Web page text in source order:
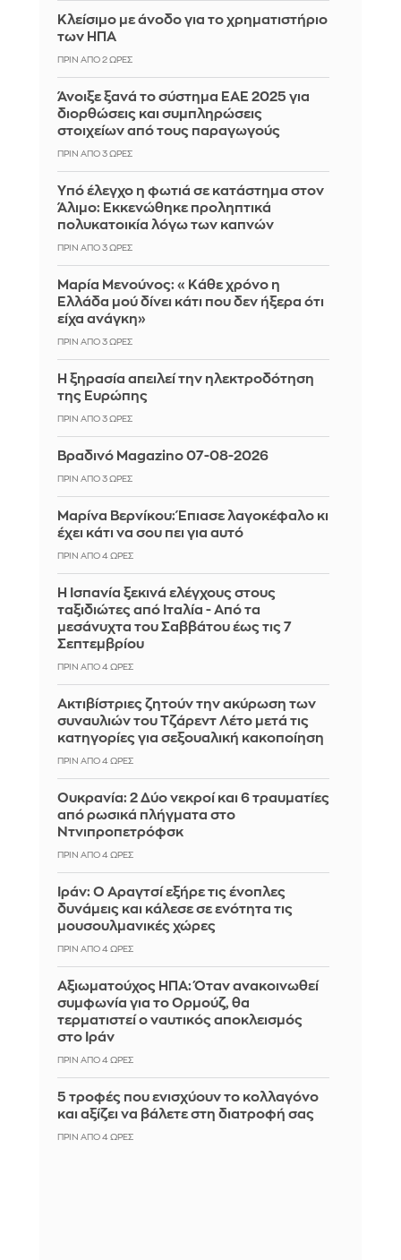
Κλείσιμο με άνοδο για το χρηματιστήριο
των ΗΠΑ
ΠΡΙΝ ΑΠΌ 2 ΏΡΕΣ
Άνοιξε ξανά το σύστημα ΕΑΕ 2025 για
διορθώσεις και συμπληρώσεις
στοιχείων από τους παραγωγούς
ΠΡΙΝ ΑΠΌ 3 ΏΡΕΣ
Yπό έλεγχο η φωτιά σε κατάστημα στον
Άλιμο: Εκκενώθηκε προληπτικά
πολυκατοικία λόγω των καπνών
ΠΡΙΝ ΑΠΌ 3 ΏΡΕΣ
Μαρία Μενούνος: «Κάθε χρόνο η
Ελλάδα μού δίνει κάτι που δεν ήξερα ότι
είχα ανάγκη»
ΠΡΙΝ ΑΠΌ 3 ΏΡΕΣ
Η ξηρασία απειλεί την ηλεκτροδότηση
της Ευρώπης
ΠΡΙΝ ΑΠΌ 3 ΏΡΕΣ
Βραδινό Magazino 07-08-2026
ΠΡΙΝ ΑΠΌ 3 ΏΡΕΣ
Μαρίνα Βερνίκου: Έπιασε λαγοκέφαλο κι
έχει κάτι να σου πει για αυτό
ΠΡΙΝ ΑΠΌ 4 ΏΡΕΣ
Η Ισπανία ξεκινά ελέγχους στους
ταξιδιώτες από Ιταλία - Από τα
μεσάνυχτα του Σαββάτου έως τις 7
Σεπτεμβρίου
ΠΡΙΝ ΑΠΌ 4 ΏΡΕΣ
Ακτιβίστριες ζητούν την ακύρωση των
συναυλιών του Τζάρεντ Λέτο μετά τις
κατηγορίες για σεξουαλική κακοποίηση
ΠΡΙΝ ΑΠΌ 4 ΏΡΕΣ
Ουκρανία: 2 Δύο νεκροί και 6 τραυματίες
από ρωσικά πλήγματα στο
Ντνιπροπετρόφσκ
ΠΡΙΝ ΑΠΌ 4 ΏΡΕΣ
Ιράν: Ο Αραγτσί εξήρε τις ένοπλες
δυνάμεις και κάλεσε σε ενότητα τις
μουσουλμανικές χώρες
ΠΡΙΝ ΑΠΌ 4 ΏΡΕΣ
Αξιωματούχος ΗΠΑ: Όταν ανακοινωθεί
συμφωνία για το Ορμούζ, θα
τερματιστεί ο ναυτικός αποκλεισμός
στο Ιράν
ΠΡΙΝ ΑΠΌ 4 ΏΡΕΣ
5 τροφές που ενισχύουν το κολλαγόνο
και αξίζει να βάλετε στη διατροφή σας
ΠΡΙΝ ΑΠΌ 4 ΏΡΕΣ